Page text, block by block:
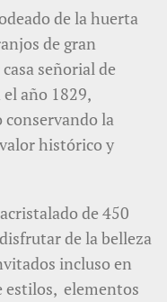
de la huerta
de gran
señorial de
año 1829,
la
histórico y
de 450
de la belleza
incluso en
estilos, elementos